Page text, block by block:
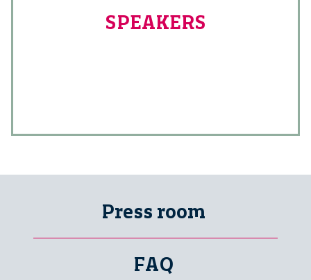
SPEAKERS
Press room
FAQ